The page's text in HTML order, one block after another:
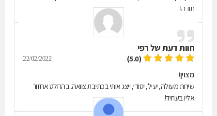
תודה!
חוות דעת של רפי
(5.0)
22/02/2022
מצוין!
שירות מעולה, יעיל, יסודי, ייצג אותי בכתיבת צוואה. בהחלט אחזור
אליו בעתיד!